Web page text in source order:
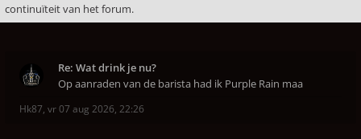
continuïteit van het forum.
Re: Wat drink je nu?
Op aanraden van de barista had ik Purple Rain maa
Hk87, vr 07 aug 2026, 22:26